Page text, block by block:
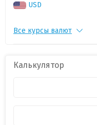
USD
PLN
Все курсы валют
Калькулятор